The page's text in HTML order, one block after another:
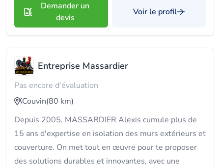
Demander un
devis
Voir le profil
Entreprise Massardier
Pas encore d'évaluation
Couvin(80 km)
Depuis 2005, MASSARDIER Alexis cumule plus de
15 ans d'expertise en isolation des murs extérieurs et
couverture. On met tout en œuvre pour te proposer
des solutions durables et innovantes, avec une